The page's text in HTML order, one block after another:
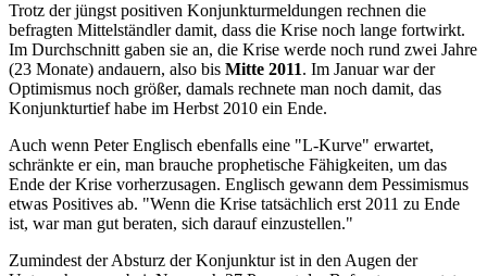
Trotz der jüngst positiven Konjunkturmeldungen rechnen die
befragten Mittelständler damit, dass die Krise noch lange fortwirkt.
Im Durchschnitt gaben sie an, die Krise werde noch rund zwei Jahre
(23 Monate) andauern, also bis Mitte 2011. Im Januar war der
Optimismus noch größer, damals rechnete man noch damit, das
Konjunkturtief habe im Herbst 2010 ein Ende.
Auch wenn Peter Englisch ebenfalls eine "L-Kurve" erwartet,
schränkte er ein, man brauche prophetische Fähigkeiten, um das
Ende der Krise vorherzusagen. Englisch gewann dem Pessimismus
etwas Positives ab. "Wenn die Krise tatsächlich erst 2011 zu Ende
ist, war man gut beraten, sich darauf einzustellen."
Zumindest der Absturz der Konjunktur ist in den Augen der